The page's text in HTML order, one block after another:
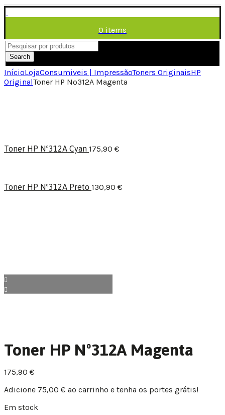
0 items
/ 0,00€
Menu
Search
InícioLojaConsumiveis | ImpressãoToners OriginaisHP
OriginalToner HP Nº312A Magenta
Toner HP Nº312A Cyan 175,90 €
Toner HP Nº312A Preto 130,90 €
Toner HP Nº312A Magenta
175,90 €
Adicione 75,00 € ao carrinho e tenha os portes grátis!
Em stock